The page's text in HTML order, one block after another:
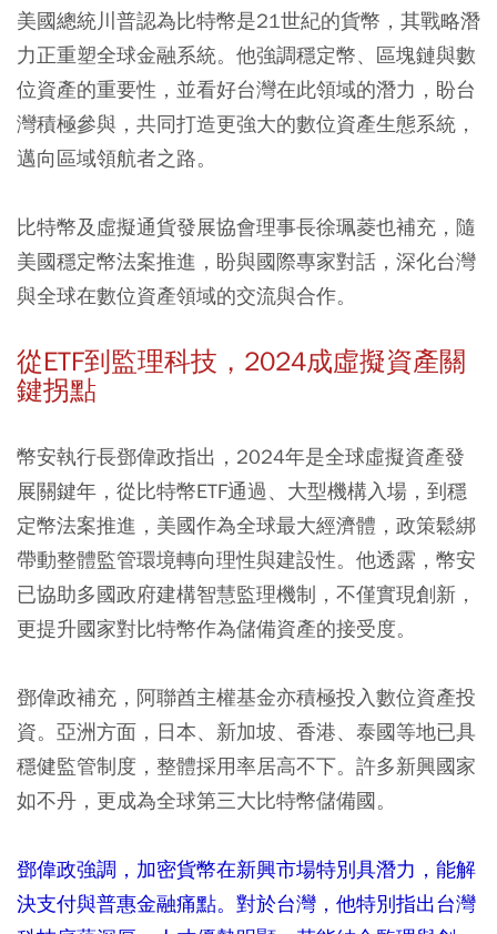
美國總統川普認為比特幣是21世紀的貨幣，其戰略潛
力正重塑全球金融系統。他強調穩定幣、區塊鏈與數
位資產的重要性，並看好台灣在此領域的潛力，盼台
灣積極參與，共同打造更強大的數位資產生態系統，
邁向區域領航者之路。
比特幣及虛擬通貨發展協會理事長徐珮菱也補充，隨
美國穩定幣法案推進，盼與國際專家對話，深化台灣
與全球在數位資產領域的交流與合作。
從ETF到監理科技，2024成虛擬資產關
鍵拐點
幣安執行長鄧偉政指出，2024年是全球虛擬資產發
展關鍵年，從比特幣ETF通過、大型機構入場，到穩
定幣法案推進，美國作為全球最大經濟體，政策鬆綁
帶動整體監管環境轉向理性與建設性。他透露，幣安
已協助多國政府建構智慧監理機制，不僅實現創新，
更提升國家對比特幣作為儲備資產的接受度。
鄧偉政補充，阿聯酋主權基金亦積極投入數位資產投
資。亞洲方面，日本、新加坡、香港、泰國等地已具
穩健監管制度，整體採用率居高不下。許多新興國家
如不丹，更成為全球第三大比特幣儲備國。
鄧偉政強調，加密貨幣在新興市場特別具潛力，能解
決支付與普惠金融痛點。對於台灣，他特別指出台灣